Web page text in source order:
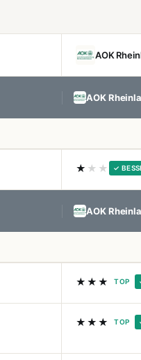
AOK
AOK
★ ★★ ✓
AOK
★★★ TOP
★★★ TOP